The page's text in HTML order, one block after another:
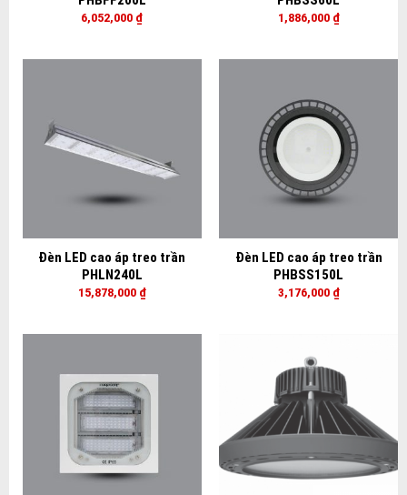
6,052,000 ₫ 1,886,000 ₫
Đèn LED cao áp treo trần
PHLN240L
15,878,000 ₫
Đèn LED cao áp treo trần
PHBSS150L
3,176,000 ₫